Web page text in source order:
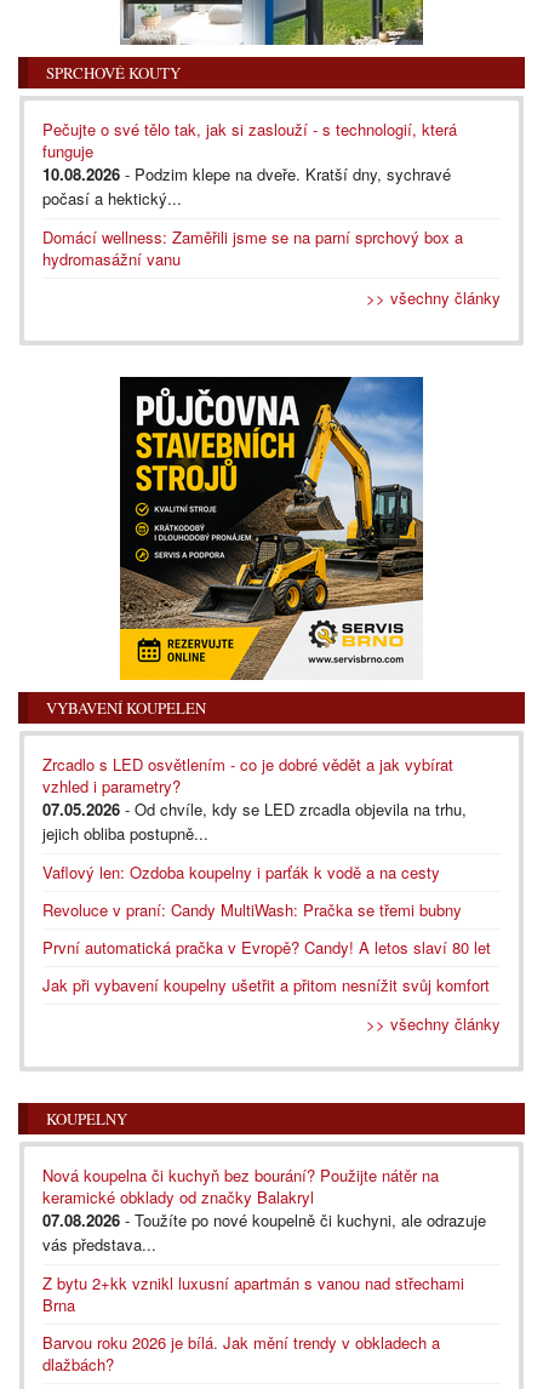
SPRCHOVÉ KOUTY
Pečujte o své tělo tak, jak si zaslouží - s technologií, která
funguje
10.08.2026 - Podzim klepe na dveře. Kratší dny, sychravé
počasí a hektický...
Domácí wellness: Zaměřili jsme se na parní sprchový box a
hydromasážní vanu
>> všechny články
VYBAVENÍ KOUPELEN
Zrcadlo s LED osvětlením - co je dobré vědět a jak vybírat
vzhled i parametry?
07.05.2026 - Od chvíle, kdy se LED zrcadla objevila na trhu,
jejich obliba postupně...
Vaflový len: Ozdoba koupelny i parťák k vodě a na cesty
Revoluce v praní: Candy MultiWash: Pračka se třemi bubny
První automatická pračka v Evropě? Candy! A letos slaví 80 let
Jak při vybavení koupelny ušetřit a přitom nesnížit svůj komfort
>> všechny články
KOUPELNY
Nová koupelna či kuchyň bez bourání? Použijte nátěr na
keramické obklady od značky Balakryl
07.08.2026 - Toužíte po nové koupelně či kuchyni, ale odrazuje
vás představa...
Z bytu 2+kk vznikl luxusní apartmán s vanou nad střechami
Brna
Barvou roku 2026 je bílá. Jak mění trendy v obkladech a
dlažbách?